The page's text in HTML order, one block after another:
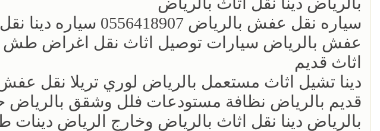
‏سياره نقل عفش بالرياض
عفش بالرياض سيارات توصيل اثاث نقل اغراض طش
اثاث قديم
‏دينا تشيل اثاث مستعمل بالرياض لوري تريلا نقل
قديم بالرياض نظافة مستودعات فلل وشقق
بالرياض دينا نقل اثاث بالرياض وخارج الرياض